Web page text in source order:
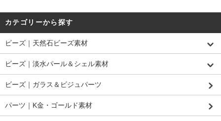
カテゴリーから探す
ビーズ｜天然石ビーズ素材
ビーズ｜淡水パール＆シェル素材
ビーズ｜ガラス＆ビジュパーツ
パーツ｜K金・ゴールド素材